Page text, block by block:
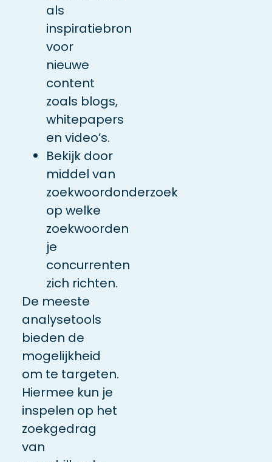
als
inspiratiebron
voor
nieuwe
content
zoals blogs,
whitepapers
en video’s.
Bekijk door
middel van
zoekwoordonderzoek
op welke
zoekwoorden
je
concurrenten
zich richten.
De meeste
analysetools
bieden de
mogelijkheid
om te targeten.
Hiermee kun je
inspelen op het
zoekgedrag
van